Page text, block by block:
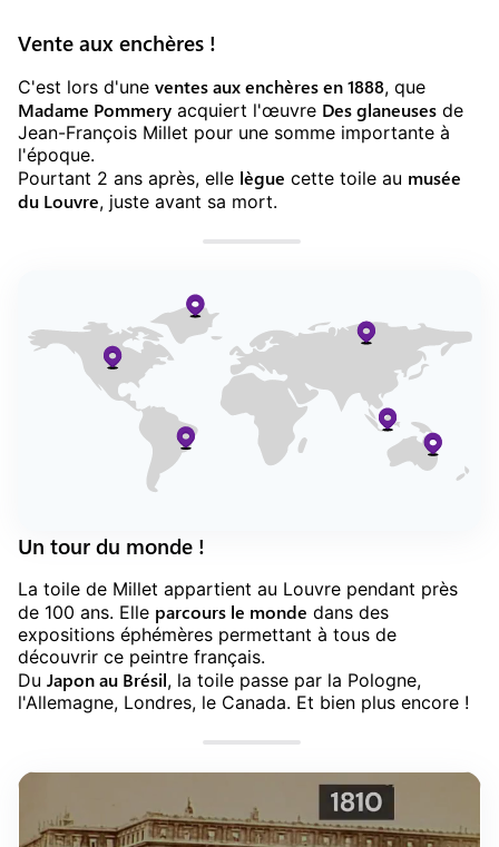
Vente aux enchères !
C'est lors d'une ventes aux enchères en 1888, que
Madame Pommery acquiert l'œuvre Des glaneuses de
Jean-François Millet pour une somme importante à
l'époque.
Pourtant 2 ans après, elle lègue cette toile au musée
du Louvre, juste avant sa mort.
Un tour du monde !
La toile de Millet appartient au Louvre pendant près
de 100 ans. Elle parcours le monde dans des
expositions éphémères permettant à tous de
découvrir ce peintre français.
Du Japon au Brésil, la toile passe par la Pologne,
l'Allemagne, Londres, le Canada. Et bien plus encore !